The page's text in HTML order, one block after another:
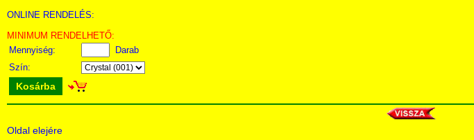
ONLINE RENDELÉS:
MINIMUM RENDELHETŐ:
Mennyiség:
Darab
Szín:
Kosárba
Oldal elejére